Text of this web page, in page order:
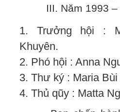
III. Năm 1993 –
1. Trưởng hội :
Khuyên.
2. Phó hội : Anna
3. Thư ký : Maria Bùi
4. Thủ qũy : Matta